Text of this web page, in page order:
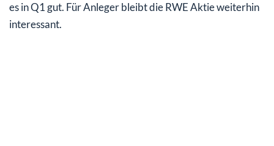
es in Q1 gut. Für Anleger bleibt die RWE Aktie weiterhin
interessant.